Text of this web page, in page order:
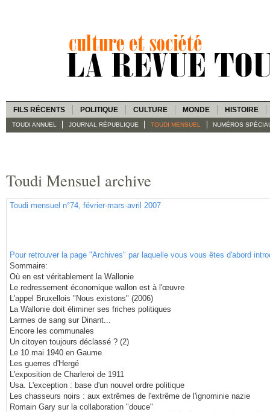
FILS RÉCENTS POLITIQUE CULTURE MONDE HISTOIRE
TOUDI ANNUEL JOURNAL RÉPUBLIQUE TOUDI MENSUEL NUMÉROS
Toudi Mensuel archive
Toudi mensuel n°74, février-mars-avril 2007
Pour retrouver la page "Archives" par laquelle vous vous êtes d'abord
Sommaire:
Où en est véritablement la Wallonie
Le redressement économique wallon est à l'œuvre
L'appel Bruxellois "Nous existons" (2006)
La Wallonie doit éliminer ses friches politiques
Larmes de sang sur Dinant...
Encore les communales
Un citoyen toujours déclassé ? (2)
Le 10 mai 1940 en Gaume
Les guerres d'Hergé
L'exposition de Charleroi de 1911
Usa. L'exception : base d'un nouvel ordre politique
Les chasseurs noirs : aux extrêmes de l'extrême de l'ignominie nazie
Romain Gary sur la collaboration "douce"